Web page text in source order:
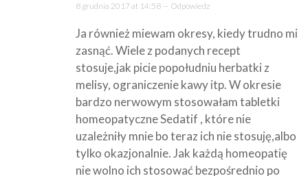
8 grudnia 2017 at 14:58 — Odpowiedz
Ja również miewam okresy, kiedy trudno mi
zasnąć. Wiele z podanych recept
stosuje,jak picie popołudniu herbatki z
melisy, ograniczenie kawy itp. W okresie
bardzo nerwowym stosowałam tabletki
homeopatyczne Sedatif , które nie
uzależniły mnie bo teraz ich nie stosuję,albo
tylko okazjonalnie. Jak każdą homeopatię
nie wolno ich stosować bezpośrednio po